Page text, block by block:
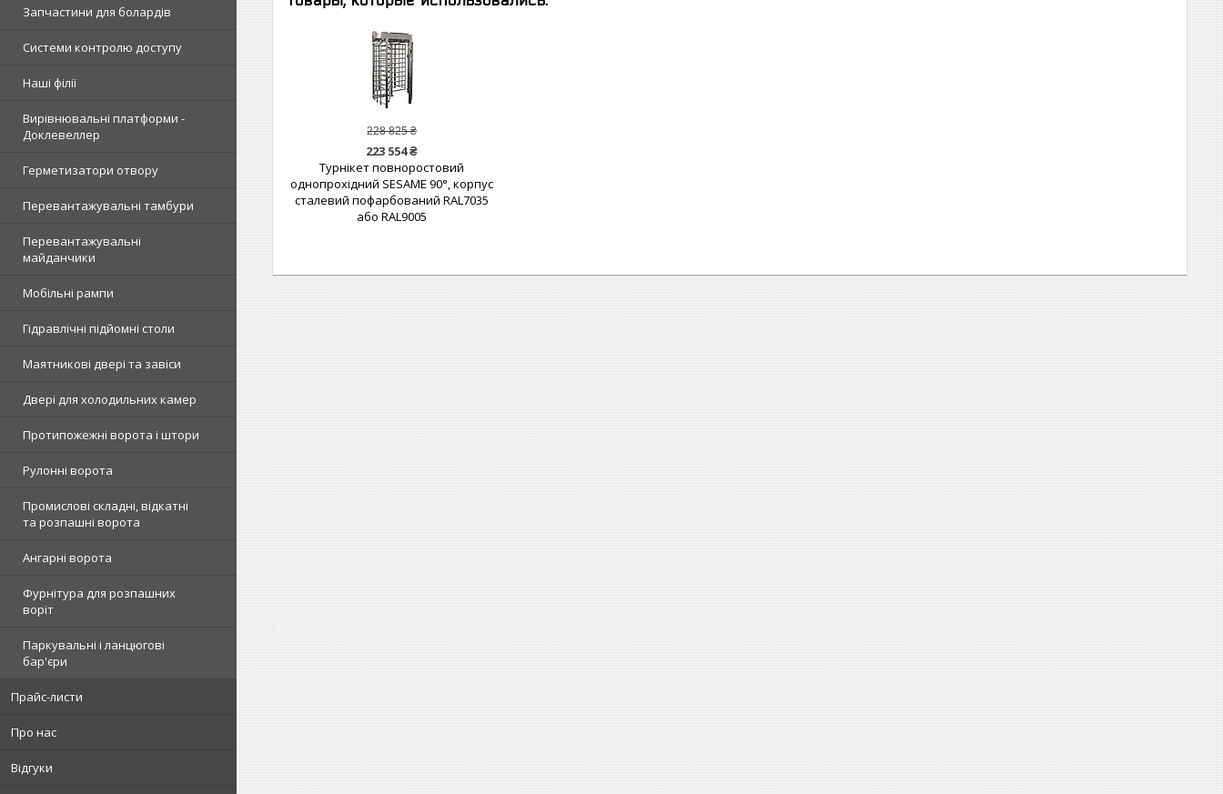
Запчастини для болардів
Системи контролю доступу
Наші філії
Вирівнювальні платформи -
Доклевеллер
Герметизатори отвору
Перевантажувальні тамбури
Перевантажувальні
майданчики
Мобільні рампи
Гідравлічні підйомні столи
Маятникові двері та завіси
Двері для холодильних камер
Протипожежні ворота і штори
Рулонні ворота
Промислові складні, відкатні
та розпашні ворота
Ангарні ворота
Фурнітура для розпашних
воріт
Паркувальні і ланцюгові
бар'єри
Прайс-листи
Про нас
Відгуки
228 825 ₴
223 554 ₴
Турнікет повноростовий
однопрохідний SESAME 90°, корпус
сталевий пофарбований RAL7035
або RAL9005